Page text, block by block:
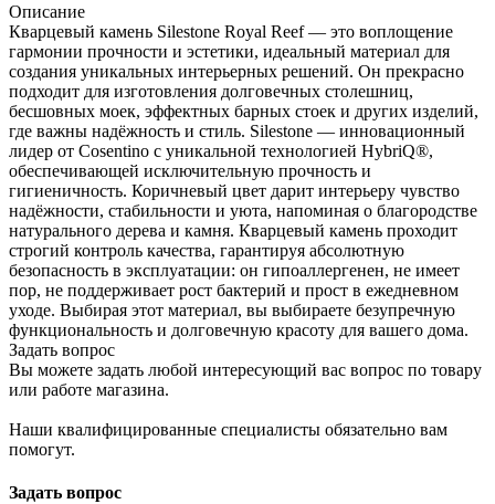
Описание
Кварцевый камень Silestone Royal Reef — это воплощение
гармонии прочности и эстетики, идеальный материал для
создания уникальных интерьерных решений. Он прекрасно
подходит для изготовления долговечных столешниц,
бесшовных моек, эффектных барных стоек и других изделий,
где важны надёжность и стиль. Silestone — инновационный
лидер от Cosentino с уникальной технологией HybriQ®,
обеспечивающей исключительную прочность и
гигиеничность. Коричневый цвет дарит интерьеру чувство
надёжности, стабильности и уюта, напоминая о благородстве
натурального дерева и камня. Кварцевый камень проходит
строгий контроль качества, гарантируя абсолютную
безопасность в эксплуатации: он гипоаллергенен, не имеет
пор, не поддерживает рост бактерий и прост в ежедневном
уходе. Выбирая этот материал, вы выбираете безупречную
функциональность и долговечную красоту для вашего дома.
Задать вопрос
Вы можете задать любой интересующий вас вопрос по товару
или работе магазина.
Наши квалифицированные специалисты обязательно вам
помогут.
Задать вопрос